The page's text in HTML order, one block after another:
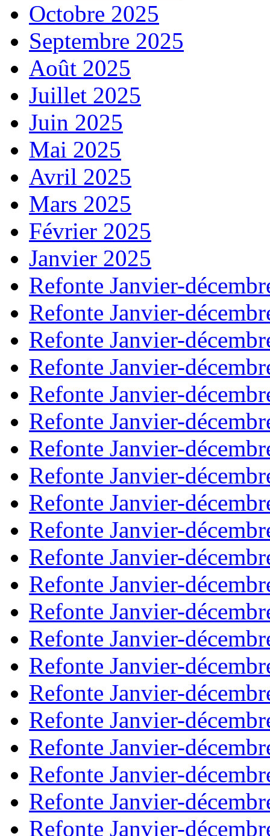
Octobre 2025
Septembre 2025
Août 2025
Juillet 2025
Juin 2025
Mai 2025
Avril 2025
Mars 2025
Février 2025
Janvier 2025
Refonte Janvier-
Refonte Janvier-
Refonte Janvier-
Refonte Janvier-
Refonte Janvier-
Refonte Janvier-
Refonte Janvier-
Refonte Janvier-
Refonte Janvier-
Refonte Janvier-
Refonte Janvier-
Refonte Janvier-
Refonte Janvier-
Refonte Janvier-
Refonte Janvier-
Refonte Janvier-
Refonte Janvier-
Refonte Janvier-
Refonte Janvier-
Refonte Janvier-
Refonte Janvier-